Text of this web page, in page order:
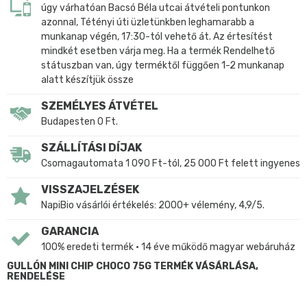
úgy várhatóan Bacsó Béla utcai átvételi pontunkon
azonnal, Tétényi úti üzletünkben leghamarabb a
munkanap végén, 17:30-tól vehető át. Az értesítést
mindkét esetben várja meg. Ha a termék Rendelhető
státuszban van, úgy terméktől függően 1-2 munkanap
alatt készítjük össze
SZEMÉLYES ÁTVÉTEL
Budapesten 0 Ft.
SZÁLLÍTÁSI DÍJAK
Csomagautomata 1 090 Ft-tól, 25 000 Ft felett ingyenes
VISSZAJELZÉSEK
NapiBio vásárlói értékelés: 2000+ vélemény, 4,9/5.
GARANCIA
100% eredeti termék • 14 éve működő magyar webáruház
GULLÓN MINI CHIP CHOCO 75G TERMÉK VÁSÁRLÁSA,
RENDELÉSE